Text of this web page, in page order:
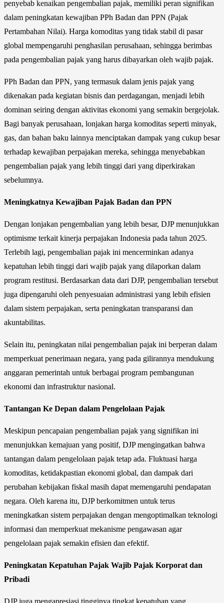
penyebab kenaikan pengembalian pajak, memiliki peran signifikan
dalam peningkatan kewajiban PPh Badan dan PPN (Pajak
Pertambahan Nilai). Harga komoditas yang tidak stabil di pasar
global mempengaruhi penghasilan perusahaan, sehingga berimbas
pada pengembalian pajak yang harus dibayarkan oleh wajib pajak.
PPh Badan dan PPN, yang termasuk dalam jenis pajak yang
dikenakan pada kegiatan bisnis dan perdagangan, menjadi lebih
dominan seiring dengan aktivitas ekonomi yang semakin bergejolak.
Bagi banyak perusahaan, lonjakan harga komoditas seperti minyak,
gas, dan bahan baku lainnya menciptakan dampak yang cukup besar
terhadap kewajiban perpajakan mereka, sehingga menyebabkan
pengembalian pajak yang lebih tinggi dari yang diperkirakan
sebelumnya.
Meningkatnya Kewajiban Pajak Badan dan PPN
Dengan lonjakan pengembalian yang lebih besar, DJP menunjukkan
optimisme terkait kinerja perpajakan Indonesia pada tahun 2025.
Terlebih lagi, pengembalian pajak ini mencerminkan adanya
kepatuhan lebih tinggi dari wajib pajak yang dilaporkan dalam
program restitusi. Berdasarkan data dari DJP, pengembalian tersebut
juga dipengaruhi oleh penyesuaian administrasi yang lebih efisien
dalam sistem perpajakan, serta peningkatan transparansi dan
akuntabilitas.
Selain itu, peningkatan nilai pengembalian pajak ini berperan dalam
memperkuat penerimaan negara, yang pada gilirannya mendukung
anggaran pemerintah untuk berbagai program pembangunan
ekonomi dan infrastruktur nasional.
Tantangan Ke Depan dalam Pengelolaan Pajak
Meskipun pencapaian pengembalian pajak yang signifikan ini
menunjukkan kemajuan yang positif, DJP mengingatkan bahwa
tantangan dalam pengelolaan pajak tetap ada. Fluktuasi harga
komoditas, ketidakpastian ekonomi global, dan dampak dari
perubahan kebijakan fiskal masih dapat memengaruhi pendapatan
negara. Oleh karena itu, DJP berkomitmen untuk terus
meningkatkan sistem perpajakan dengan mengoptimalkan teknologi
informasi dan memperkuat mekanisme pengawasan agar
pengelolaan pajak semakin efisien dan efektif.
Peningkatan Kepatuhan Pajak Wajib Pajak Korporat dan
Pribadi
DJP juga mengapresiasi tingginya tingkat kepatuhan yang